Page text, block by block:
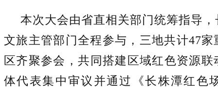
本次大会由省直相关部门统筹指导
文旅主管部门全程参与，三地共计47家
区齐聚参会，共同搭建区域红色资源
体代表集中审议并通过《长株潭红色